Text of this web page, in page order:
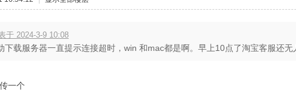
于 2024-3-9 10:08
下载服务器一直提示连接超时，win 和mac都是啊。早上10点了淘宝客服还无
一个